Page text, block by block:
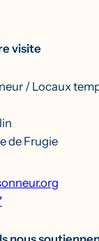
visite
/ Locaux
de Frugie